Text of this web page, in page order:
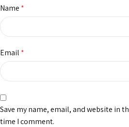
Name *
Email *
Save my name, email, and website in
time I comment.